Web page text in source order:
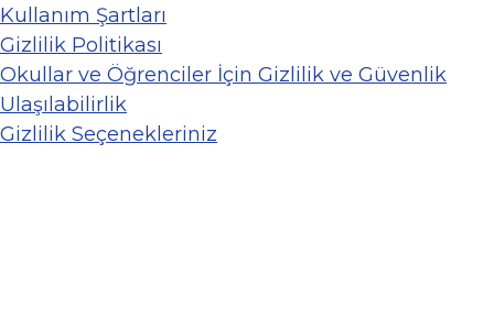
Kullanım Şartları
Gizlilik Politikası
Okullar ve Öğrenciler İçin Gizlilik ve Güvenlik
Ulaşılabilirlik
Gizlilik Seçenekleriniz